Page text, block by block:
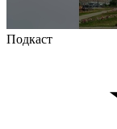
Подкаст